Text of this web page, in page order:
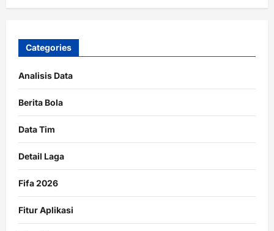
Categories
Analisis Data
Berita Bola
Data Tim
Detail Laga
Fifa 2026
Fitur Aplikasi